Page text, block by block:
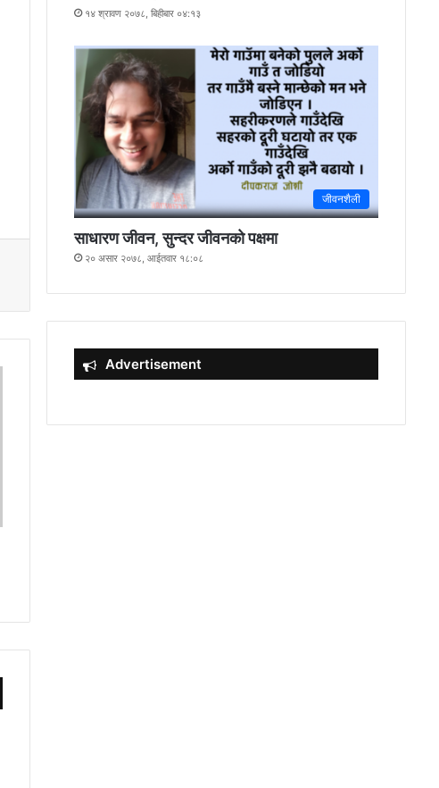
१४ श्रावण २०७८, बिहीबार ०४:१३
जीवनशैली
साधारण जीवन, सुन्दर जीवनको पक्षमा
२० असार २०७८, आईतवार १८:०८
Advertisement